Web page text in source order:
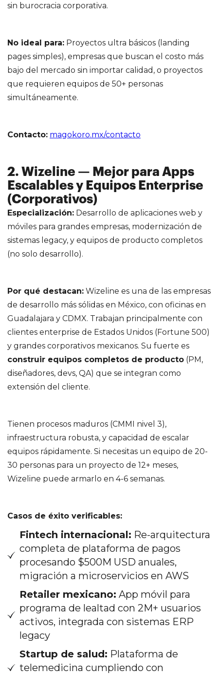
sin burocracia corporativa.
No ideal para: Proyectos ultra básicos (landing
pages simples), empresas que buscan el costo más
bajo del mercado sin importar calidad, o proyectos
que requieren equipos de 50+ personas
simultáneamente.
Contacto: magokoro.mx/contacto
2. Wizeline — Mejor para Apps
Escalables y Equipos Enterprise
(Corporativos)
Especialización: Desarrollo de aplicaciones web y
móviles para grandes empresas, modernización de
sistemas legacy, y equipos de producto completos
(no solo desarrollo).
Por qué destacan: Wizeline es una de las empresas
de desarrollo más sólidas en México, con oficinas en
Guadalajara y CDMX. Trabajan principalmente con
clientes enterprise de Estados Unidos (Fortune 500)
y grandes corporativos mexicanos. Su fuerte es
construir equipos completos de producto (PM,
diseñadores, devs, QA) que se integran como
extensión del cliente.
Tienen procesos maduros (CMMI nivel 3),
infraestructura robusta, y capacidad de escalar
equipos rápidamente. Si necesitas un equipo de 20-
30 personas para un proyecto de 12+ meses,
Wizeline puede armarlo en 4-6 semanas.
Casos de éxito verificables:
Fintech internacional: Re-arquitectura
completa de plataforma de pagos
procesando $500M USD anuales,
migración a microservicios en AWS
Retailer mexicano: App móvil para
programa de lealtad con 2M+ usuarios
activos, integrada con sistemas ERP
legacy
Startup de salud: Plataforma de
telemedicina cumpliendo con